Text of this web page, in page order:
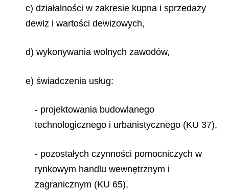
c) działalności w zakresie kupna i sprzedaży
dewiz i wartości dewizowych,
d) wykonywania wolnych zawodów,
e) świadczenia usług:
- projektowania budowlanego
technologicznego i urbanistycznego (KU 37),
- pozostałych czynności pomocniczych w
rynkowym handlu wewnętrznym i
zagranicznym (KU 65),